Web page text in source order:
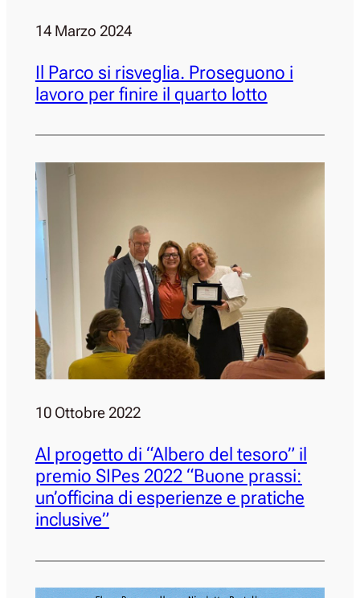
14 Marzo 2024
Il Parco si risveglia. Proseguono i
lavoro per finire il quarto lotto
10 Ottobre 2022
Al progetto di “Albero del tesoro” il
premio SIPes 2022 “Buone prassi:
un’officina di esperienze e pratiche
inclusive”